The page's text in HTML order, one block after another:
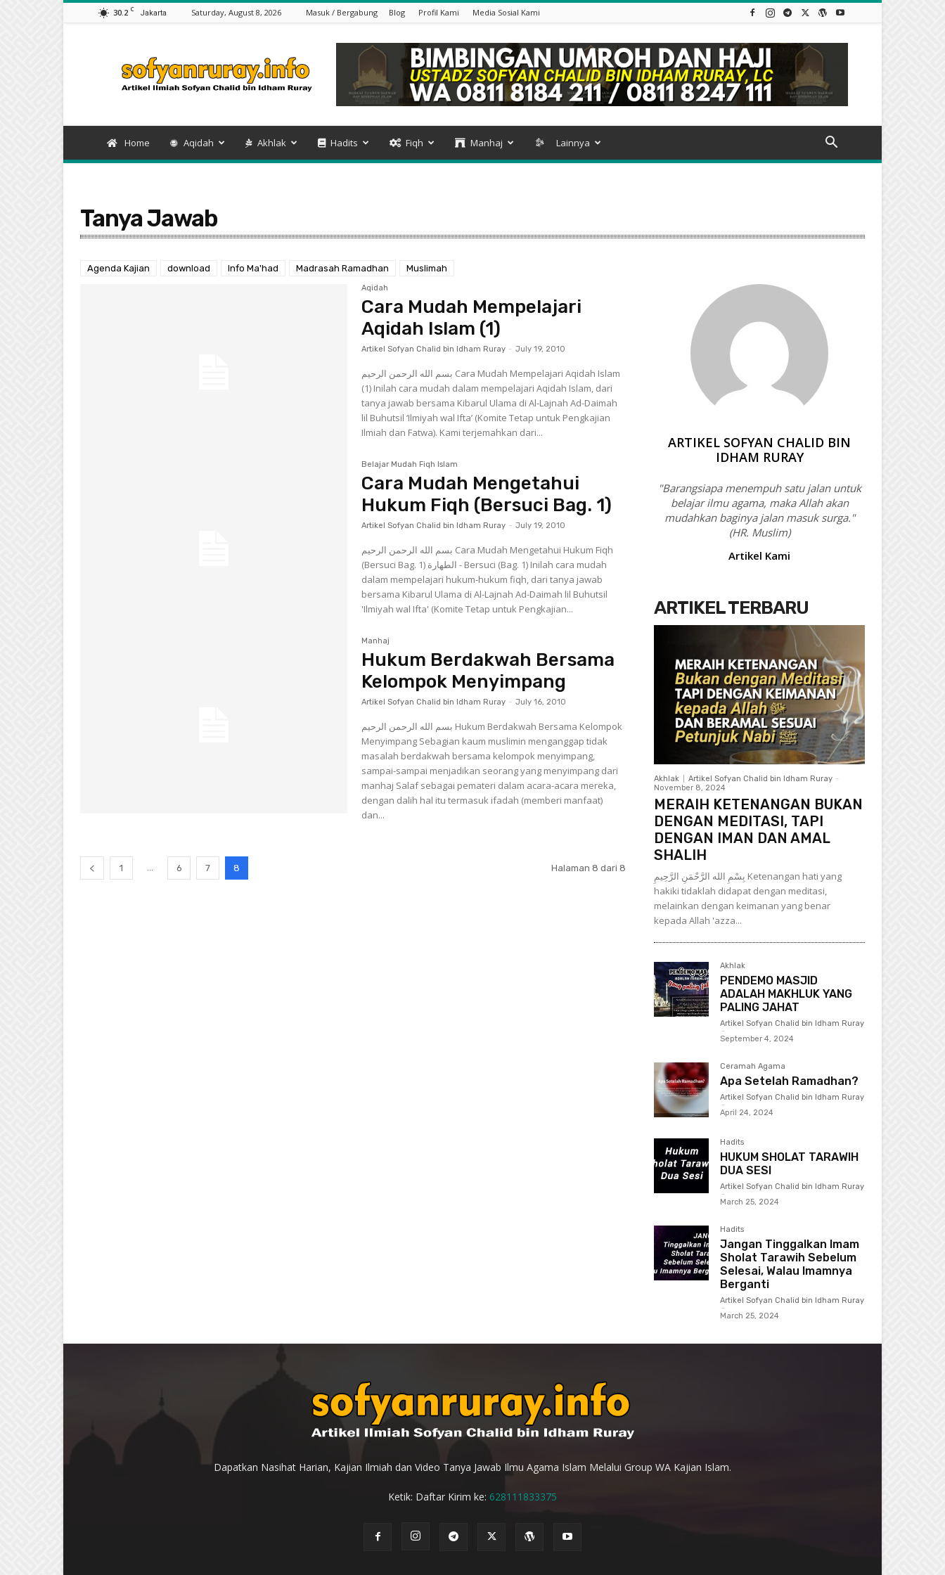
30.2 C Jakarta Saturday, August 8, 2026 Masuk / Bergabung Blog Profil Kami Media Sosial Kami
Sofyan
Chalid
bin
Ruray
Home Aqidah Akhlak Hadits Fiqh Manhaj Lainnya
Tanya Jawab
Agenda Kajian download Info Ma'had Madrasah Ramadhan Muslimah
Aqidah
Cara Mudah Mempelajari
Aqidah Islam (1)
Artikel Sofyan Chalid bin Idham Ruray - July 19, 2010
بسم الله الرحمن الرحيم Cara Mudah Mempelajari Aqidah Islam
(1) Inilah cara mudah dalam mempelajari Aqidah Islam, dari
tanya jawab bersama Kibarul Ulama di Al-Lajnah Ad-Daimah
lil Buhutsil ‘Ilmiyah wal Ifta’ (Komite Tetap untuk Pengkajian
Ilmiah dan Fatwa). Kami terjemahkan dari...
Belajar Mudah Fiqh Islam
Cara Mudah Mengetahui
Hukum Fiqh (Bersuci Bag. 1)
Artikel Sofyan Chalid bin Idham Ruray - July 19, 2010
بسم الله الرحمن الرحيم Cara Mudah Mengetahui Hukum Fiqh
(Bersuci Bag. 1) الطهارة - Bersuci (Bag. 1) Inilah cara mudah
dalam mempelajari hukum-hukum fiqh, dari tanya jawab
bersama Kibarul Ulama di Al-Lajnah Ad-Daimah lil Buhutsil
'Ilmiyah wal Ifta' (Komite Tetap untuk Pengkajian...
Manhaj
Hukum Berdakwah Bersama
Kelompok Menyimpang
Artikel Sofyan Chalid bin Idham Ruray - July 16, 2010
بسم الله الرحمن الرحيم Hukum Berdakwah Bersama Kelompok
Menyimpang Sebagian kaum muslimin menganggap tidak
masalah berdakwah bersama kelompok menyimpang,
sampai-sampai menjadikan seorang yang menyimpang dari
manhaj Salaf sebagai pemateri dalam acara-acara mereka,
dengan dalih hal itu termasuk ifadah (memberi manfaat)
dan...
1 6 7 8 Halaman 8 dari 8
ARTIKEL SOFYAN CHALID BIN
IDHAM RURAY
"Barangsiapa menempuh satu jalan untuk
belajar ilmu agama, maka Allah akan
mudahkan baginya jalan masuk surga."
(HR. Muslim)
Artikel Kami
ARTIKEL TERBARU
Akhlak Artikel Sofyan Chalid bin Idham Ruray -
November 8, 2024
MERAIH KETENANGAN BUKAN
DENGAN MEDITASI, TAPI
DENGAN IMAN DAN AMAL
SHALIH
بِسْمِ الله الرَّحْمَنِ الرَّحِيمِ Ketenangan hati yang
hakiki tidaklah didapat dengan meditasi,
melainkan dengan keimanan yang benar
kepada Allah 'azza...
Akhlak
PENDEMO MASJID
ADALAH MAKHLUK YANG
PALING JAHAT
Artikel Sofyan Chalid bin Idham Ruray
-
September 4, 2024
Ceramah Agama
Apa Setelah Ramadhan?
Artikel Sofyan Chalid bin Idham Ruray
-
April 24, 2024
Hadits
HUKUM SHOLAT TARAWIH
DUA SESI
Artikel Sofyan Chalid bin Idham Ruray
-
March 25, 2024
Hadits
Jangan Tinggalkan Imam
Sholat Tarawih Sebelum
Selesai, Walau Imamnya
Berganti
Artikel Sofyan Chalid bin Idham Ruray
-
March 25, 2024
Dapatkan Nasihat Harian, Kajian Ilmiah dan Video Tanya Jawab Ilmu Agama Islam Melalui Group WA Kajian Islam.
Ketik: Daftar Kirim ke: 628111833375